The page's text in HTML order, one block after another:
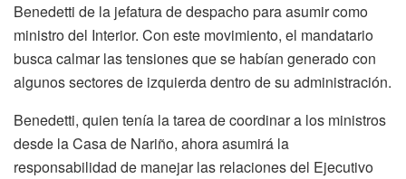
Benedetti de la jefatura de despacho para asumir como
ministro del Interior. Con este movimiento, el mandatario
busca calmar las tensiones que se habían generado con
algunos sectores de izquierda dentro de su administración.
Benedetti, quien tenía la tarea de coordinar a los ministros
desde la Casa de Nariño, ahora asumirá la
responsabilidad de manejar las relaciones del Ejecutivo